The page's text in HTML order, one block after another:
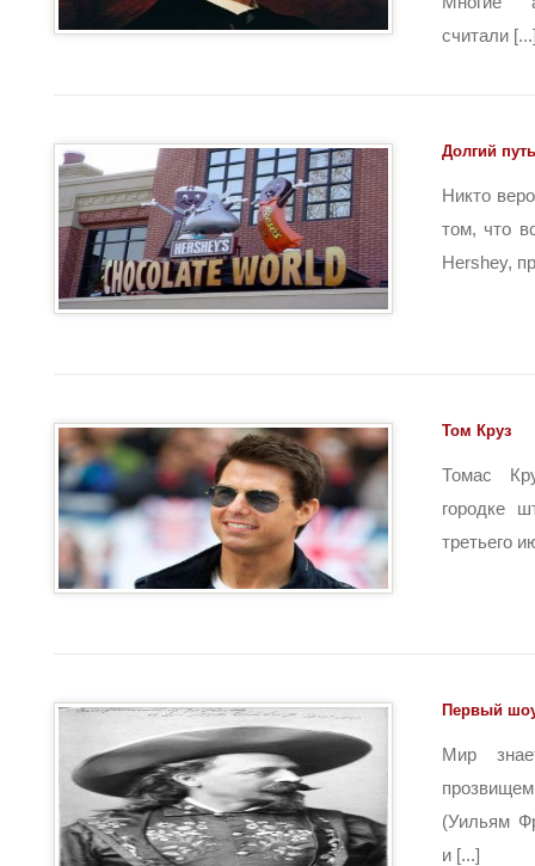
считали
Долгий
Никто
том, что
Hershey,
Том Круз
Томас
городке
третьего
Первый
Мир
(Уильям
и [...]